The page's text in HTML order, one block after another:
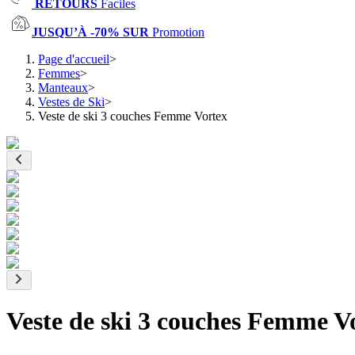
RETOURS Faciles
JUSQU’À -70% SUR Promotion
Page d'accueil>
Femmes>
Manteaux>
Vestes de Ski>
Veste de ski 3 couches Femme Vortex
Veste de ski 3 couches Femme